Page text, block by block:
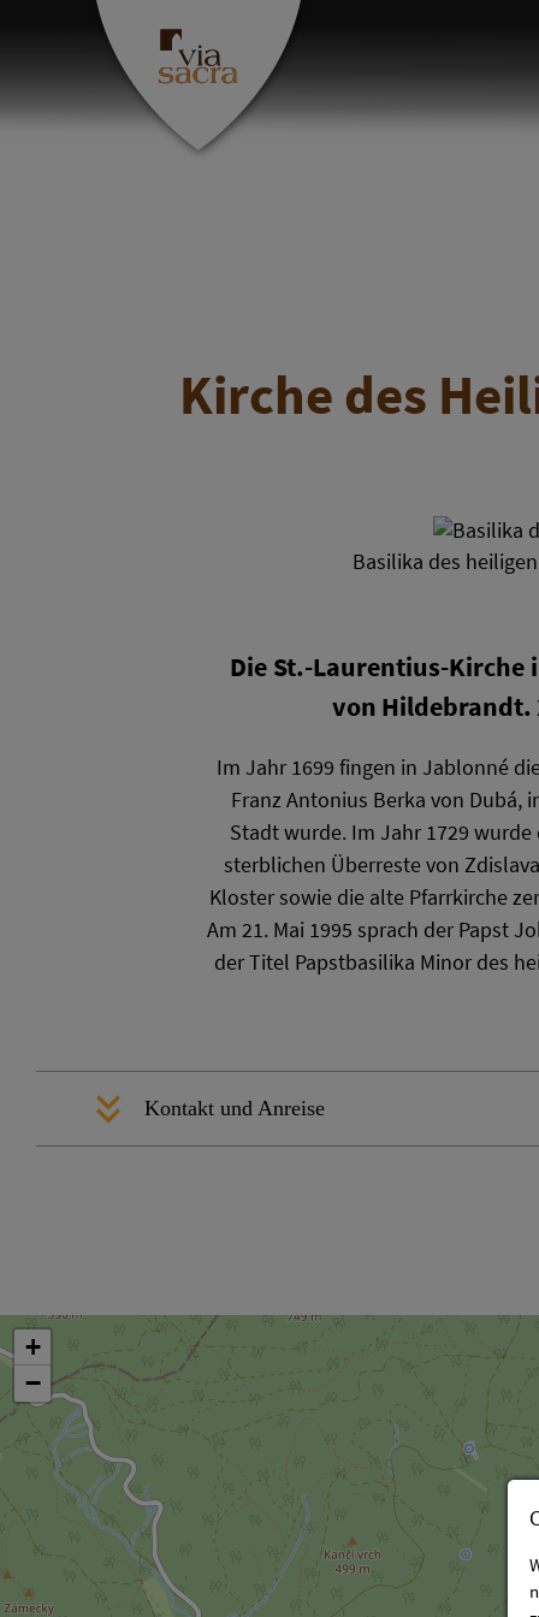
Kirche des
Basilika des
Die St.-Laurentius-Kirche
von Hildebrandt.
Im Jahr 1699 fingen in Jablonné
Franz Antonius Berka von Dubá,
Stadt wurde. Im Jahr 1729
sterblichen Überreste von
Kloster sowie die alte Pfarrkirche
Am 21. Mai 1995 sprach der Papst
der Titel Papstbasilika Minor des
Kontakt und Anreise
+
−